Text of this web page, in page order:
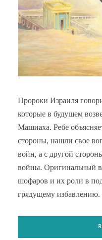
Пророки Израиля
которые в будущем
Машиаха. Ребе
стороны, нашли свое
войн, а с другой
войны. Оригинальный
шофаров и их роли в
грядущему избавлению.